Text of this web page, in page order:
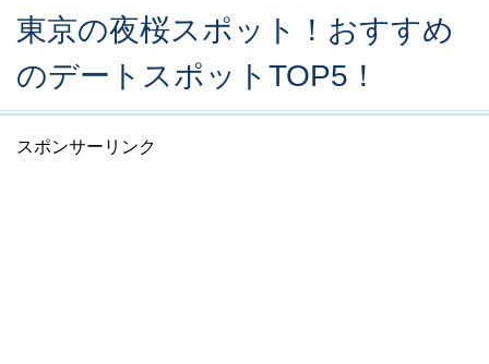
東京の夜桜スポット！おすすめ
のデートスポットTOP5！
スポンサーリンク